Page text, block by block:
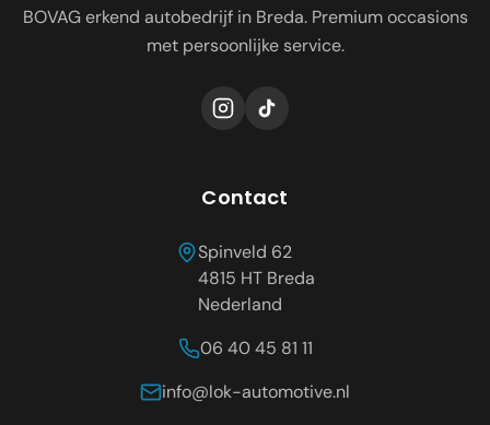
BOVAG erkend autobedrijf in Breda. Premium occasions
met persoonlijke service.
Contact
Spinveld 62
4815 HT Breda
Nederland
06 40 45 81 11
info@lok-automotive.nl